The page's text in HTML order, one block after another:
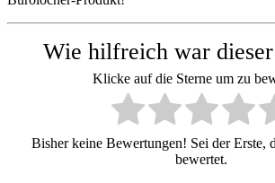
Wie hilfreich war
Klicke auf die Sterne um zu
Bisher keine Bewertungen! Sei der Erste,
bewertet.